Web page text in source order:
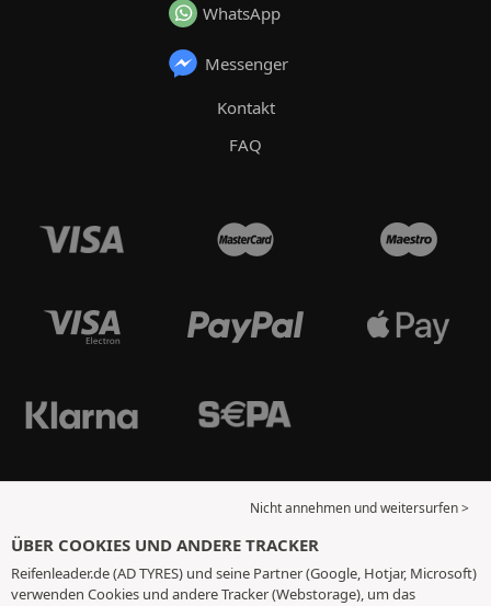
WhatsApp
Messenger
Kontakt
FAQ
Nicht annehmen und weitersurfen >
ÜBER COOKIES UND ANDERE TRACKER
Reifenleader.de (AD TYRES) und seine Partner (Google, Hotjar, Microsoft)
verwenden Cookies und andere Tracker (Webstorage), um das